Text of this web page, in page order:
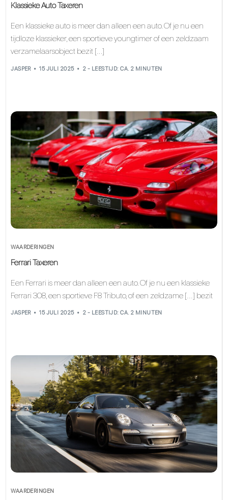
Klassieke Auto Taxeren
Een klassieke auto is meer dan alleen een auto. Of je nu een
tijdloze klassieker, een sportieve youngtimer of een zeldzaam
verzamelaarsobject bezit […]
JASPER 15 JULI 2025 2 - LEESTIJD: CA. 2 MINUTEN
WAARDERINGEN
Ferrari Taxeren
Een Ferrari is meer dan alleen een auto. Of je nu een klassieke
Ferrari 308, een sportieve F8 Tributo, of een zeldzame [...] bezit
JASPER 15 JULI 2025 2 - LEESTIJD: CA. 2 MINUTEN
WAARDERINGEN